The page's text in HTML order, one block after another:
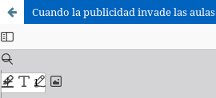
Cuando la publicidad invade las aulas